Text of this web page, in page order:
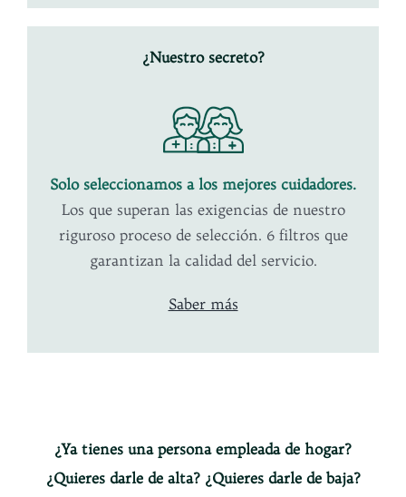
¿Nuestro secreto?
Solo seleccionamos a los mejores cuidadores.
Los que superan las exigencias de nuestro
riguroso proceso de selección. 6 filtros que
garantizan la calidad del servicio.
Saber más
¿Ya tienes una persona empleada de hogar?
¿Quieres darle de alta? ¿Quieres darle de baja?